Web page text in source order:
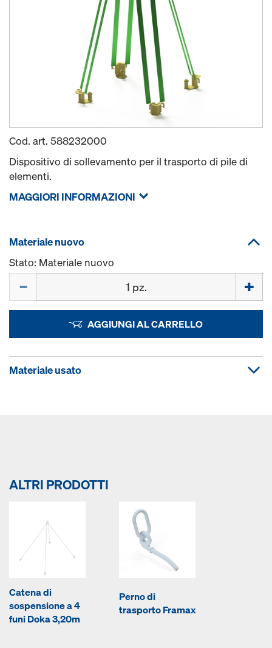
Cod. art. 588232000
Dispositivo di sollevamento per il trasporto di pile di
elementi.
MAGGIORI INFORMAZIONI
Materiale nuovo
Stato: Materiale nuovo
AGGIUNGI AL CARRELLO
Materiale usato
ALTRI PRODOTTI
Catena di
sospensione a 4
funi Doka 3,20m
Perno di
trasporto Framax